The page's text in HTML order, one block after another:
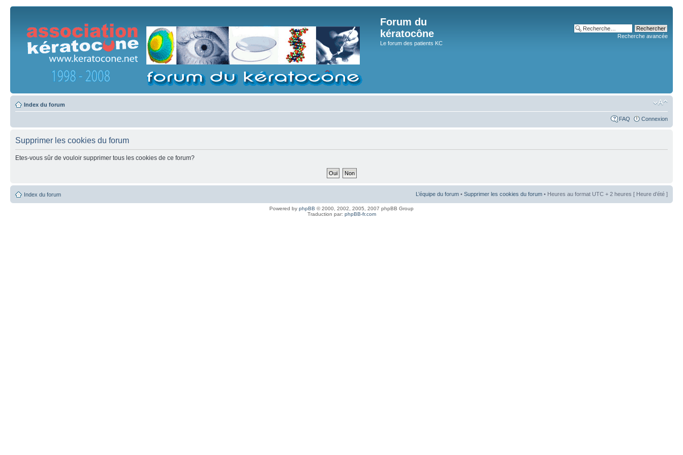
Forum du
kératocône
Le forum des patients KC
Recherche avancée
Index du forum
FAQ Connexion
Supprimer les cookies du forum
Etes-vous sûr de vouloir supprimer tous les cookies de ce forum?
Index du forum L’équipe du forum • Supprimer les cookies du forum • Heures au format UTC + 2 heures [ Heure d’été ]
Powered by phpBB © 2000, 2002, 2005, 2007 phpBB Group
Traduction par: phpBB-fr.com